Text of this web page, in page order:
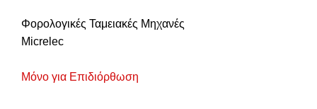
Φορολογικές Ταμειακές Μηχανές
Micrelec
Μόνο για Επιδιόρθωση